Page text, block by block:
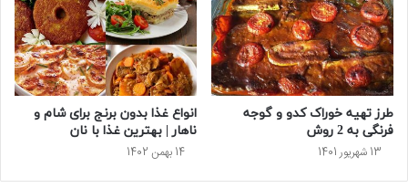
طرز تهیه خوراک کدو و گوجه
فرنگی به 2 روش
13 شهریور 1401
انواع غذا بدون برنج برای شام و
ناهار | بهترین غذا با نان
14 بهمن 1402